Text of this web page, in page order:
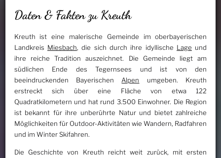
Daten & Fakten zu Kreuth
Kreuth ist eine malerische Gemeinde im oberbayerischen
Landkreis Miesbach, die sich durch ihre idyllische Lage und
ihre reiche Tradition auszeichnet. Die Gemeinde liegt am
südlichen Ende des Tegernsees und ist von den
beeindruckenden Bayerischen Alpen umgeben. Kreuth
erstreckt sich über eine Fläche von etwa 122
Quadratkilometern und hat rund 3.500 Einwohner. Die Region
ist bekannt für ihre unberührte Natur und bietet zahlreiche
Möglichkeiten für Outdoor-Aktivitäten wie Wandern, Radfahren
und im Winter Skifahren.
Die Geschichte von Kreuth reicht weit zurück, mit ersten